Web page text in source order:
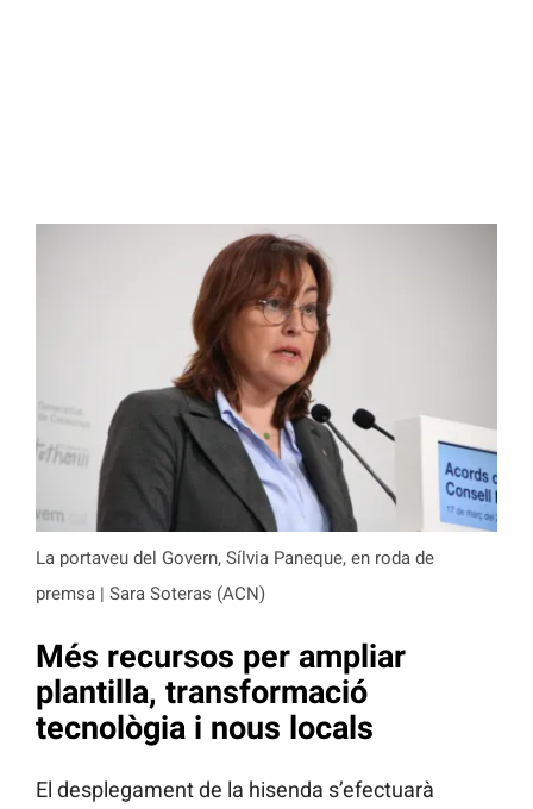
La portaveu del Govern, Sílvia Paneque, en roda de
premsa | Sara Soteras (ACN)
Més recursos per ampliar
plantilla, transformació
tecnològia i nous locals
El desplegament de la hisenda s’efectuarà